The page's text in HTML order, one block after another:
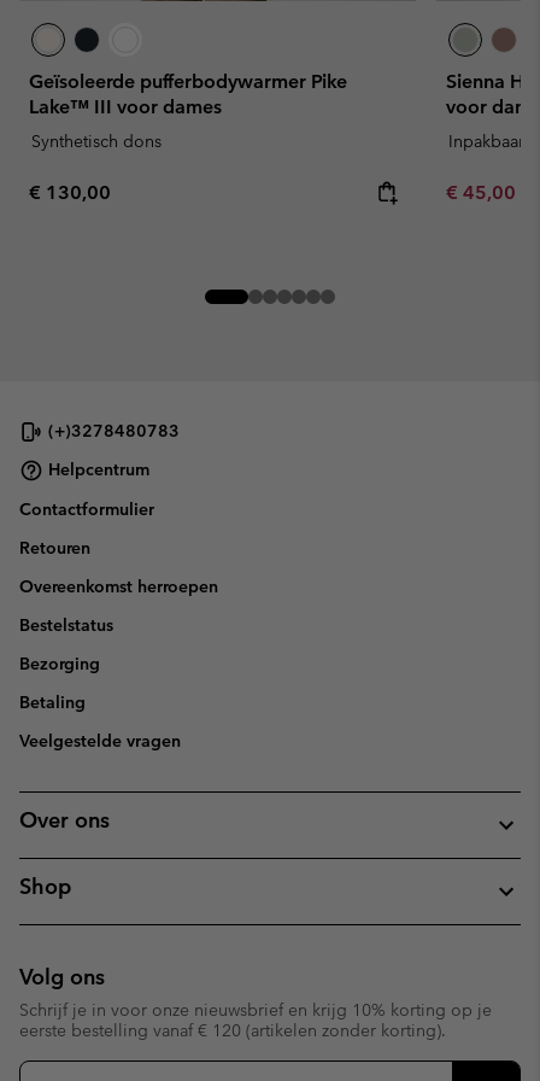
Geïsoleerde pufferbodywarmer Pike
Lake™ III voor dames
Synthetisch dons
Regular price:
€ 130,00
Sienna
voor
Inpakbaar
Minimum
€ 45,00
(+)3278480783
Helpcentrum
Contactformulier
Retouren
Overeenkomst herroepen
Bestelstatus
Bezorging
Betaling
Veelgestelde vragen
Over ons
Shop
Volg ons
Schrijf je in voor onze nieuwsbrief en krijg 10% korting op je
eerste bestelling vanaf € 120 (artikelen zonder korting).
Aanmelden